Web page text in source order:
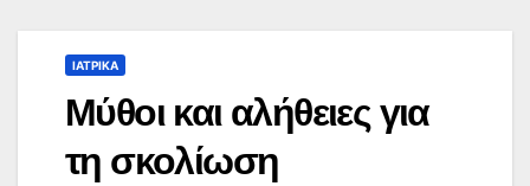
ΙΑΤΡΙΚΆ
Μύθοι και αλήθειες για
τη σκολίωση